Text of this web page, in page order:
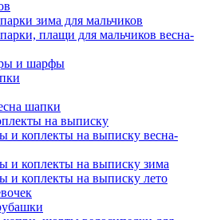
зима для мальчиков
плащи для мальчиков весна-
и шарфы
шапки
на выписку
и коплекты на выписку весна-
и коплекты на выписку зима
и коплекты на выписку лето